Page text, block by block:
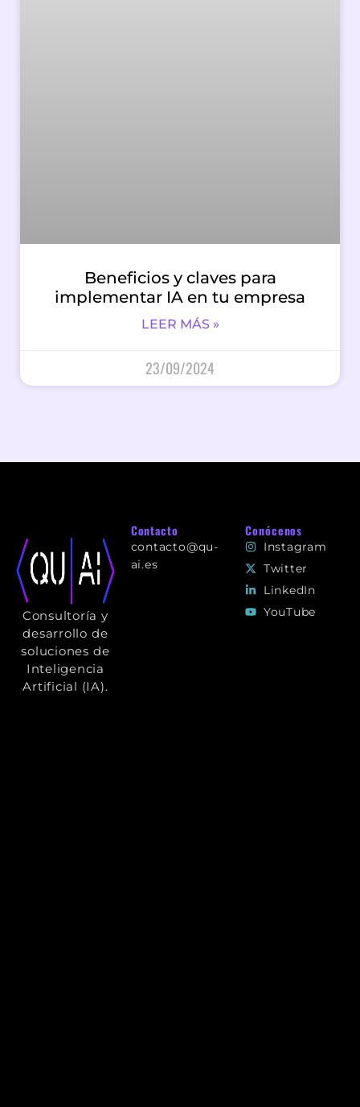
Beneficios y claves para
implementar IA en tu empresa
LEER MÁS »
23/09/2024
Consultoría y
desarrollo de
soluciones de
Inteligencia
Artificial (IA).
Contacto
contacto@qu-
ai.es
Conócenos
Instagram
Twitter
LinkedIn
YouTube